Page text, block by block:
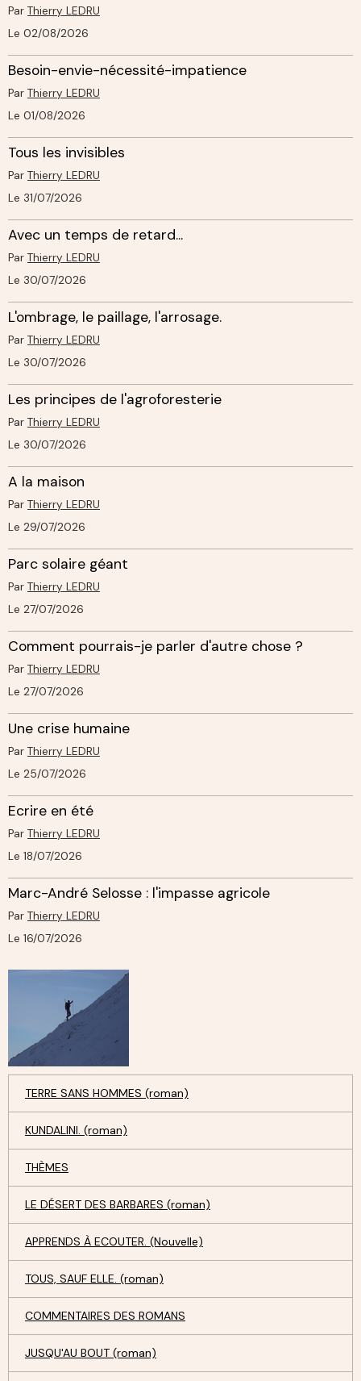
Par Thierry LEDRU
Le 02/08/2026
Besoin-envie-nécessité-impatience
Par Thierry LEDRU
Le 01/08/2026
Tous les invisibles
Par Thierry LEDRU
Le 31/07/2026
Avec un temps de retard...
Par Thierry LEDRU
Le 30/07/2026
L'ombrage, le paillage, l'arrosage.
Par Thierry LEDRU
Le 30/07/2026
Les principes de l'agroforesterie
Par Thierry LEDRU
Le 30/07/2026
A la maison
Par Thierry LEDRU
Le 29/07/2026
Parc solaire géant
Par Thierry LEDRU
Le 27/07/2026
Comment pourrais-je parler d'autre chose ?
Par Thierry LEDRU
Le 27/07/2026
Une crise humaine
Par Thierry LEDRU
Le 25/07/2026
Ecrire en été
Par Thierry LEDRU
Le 18/07/2026
Marc-André Selosse : l'impasse agricole
Par Thierry LEDRU
Le 16/07/2026
TERRE SANS HOMMES (roman)
KUNDALINI. (roman)
THÈMES
LE DÉSERT DES BARBARES (roman)
APPRENDS À ECOUTER. (Nouvelle)
TOUS, SAUF ELLE. (roman)
COMMENTAIRES DES ROMANS
JUSQU'AU BOUT (roman)